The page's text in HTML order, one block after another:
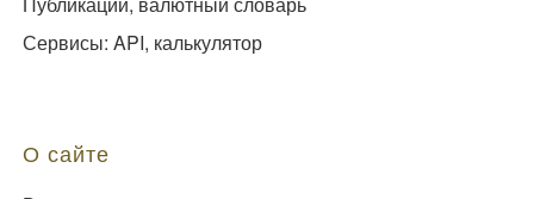
Сервисы: API, калькулятор
О сайте